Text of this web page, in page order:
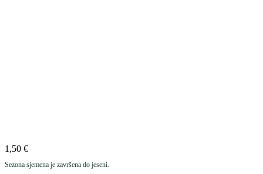
1,50 €
Sezona sjemena je završena do jeseni.